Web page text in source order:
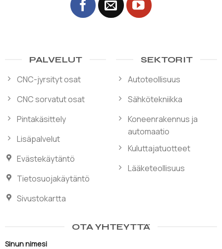
PALVELUT
CNC-jyrsityt osat
CNC sorvatut osat
Pintakäsittely
Lisäpalvelut
Evästekäytäntö
Tietosuojakäytäntö
Sivustokartta
SEKTORIT
Autoteollisuus
Sähkötekniikka
Koneenrakennus ja
automaatio
Kuluttajatuotteet
Lääketeollisuus
OTA YHTEYTTÄ
Sinun nimesi